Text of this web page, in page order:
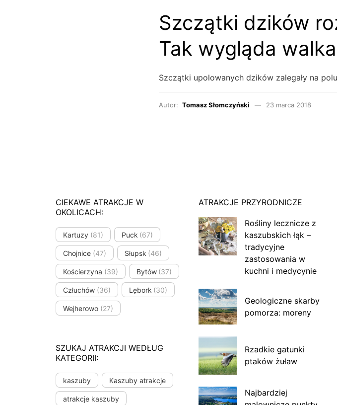
Szczątki dzików
Tak wygląda
Szczątki upolowanych dzików zalegały na
Autor: Tomasz Słomczyński 23 marca 2018
CIEKAWE ATRAKCJE W
OKOLICACH:
Kartuzy (81) Puck (67)
Chojnice (47) Słupsk (46)
Kościerzyna (39) Bytów (37)
Człuchów (36) Lębork (30)
Wejherowo (27)
SZUKAJ ATRAKCJI WEDŁUG
KATEGORII:
kaszuby Kaszuby atrakcje
atrakcje kaszuby
ATRAKCJE PRZYRODNICZE
Rośliny lecznicze z
kaszubskich łąk –
tradycyjne
zastosowania w
kuchni i medycynie
Geologiczne skarby
pomorza: moreny
Rzadkie gatunki
ptaków żuław
Najbardziej